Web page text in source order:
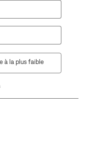
à la plus faible